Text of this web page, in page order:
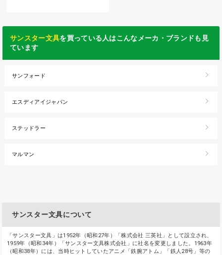
サンスター文具を買っている人はこんなメーカ・ブランドも見
ています
サンフォード
エスディアイジャパン
ステッドラー
マルマン
サンスター文具について
「サンスター文具」は1952年（昭和27年）「株式会社 三英社」として設立され、
1959年（昭和34年）「サンスター文具株式会社」に社名を変更しました。1963年
（昭和38年）には、当時ヒットしていたアニメ「鉄腕アトム」「鉄人28号」等の